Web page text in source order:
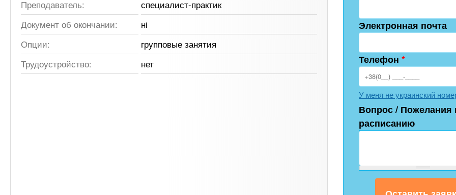
Преподаватель:
специалист-практик
Документ об окончании:
ні
Опции:
групповые занятия
Трудоустройство:
нет
Электронная почта
Телефон *
У меня не украинский
Вопрос / Пожелания
расписанию